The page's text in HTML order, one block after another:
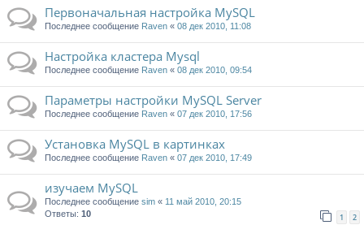
Первоначальная настройка MySQL
Последнее сообщение Raven « 08 дек 2010, 11:08
Настройка кластера Mysql
Последнее сообщение Raven « 08 дек 2010, 09:54
Параметры настройки MySQL Server
Последнее сообщение Raven « 07 дек 2010, 17:56
Установка MySQL в картинках
Последнее сообщение Raven « 07 дек 2010, 17:49
изучаем MySQL
Последнее сообщение sim « 11 май 2010, 20:15
Ответы: 10 1 2